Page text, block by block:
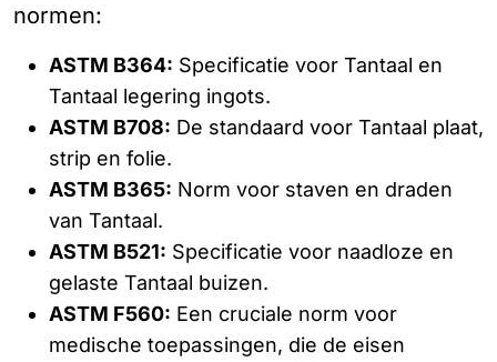
normen:
ASTM B364: Specificatie voor Tantaal en
Tantaal legering ingots.
ASTM B708: De standaard voor Tantaal plaat,
strip en folie.
ASTM B365: Norm voor staven en draden
van Tantaal.
ASTM B521: Specificatie voor naadloze en
gelaste Tantaal buizen.
ASTM F560: Een cruciale norm voor
medische toepassingen, die de eisen